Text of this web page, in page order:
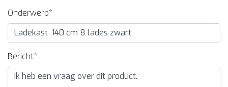
Onderwerp*
Bericht*